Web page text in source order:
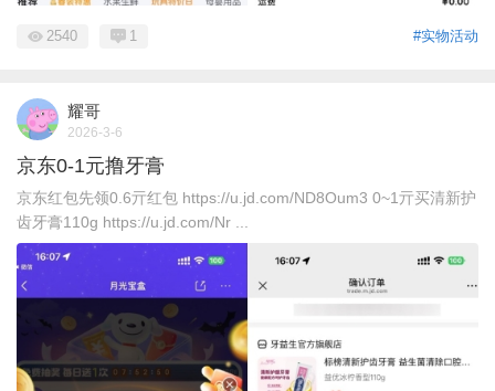
#实物活动
2540 1
耀哥
2026-3-6
京东0-1元撸牙膏
京东红包先领0.6亓红包 https://u.jd.com/ND8Oum3 0~1亓买清新护
齿牙膏110g https://u.jd.com/Nr ...